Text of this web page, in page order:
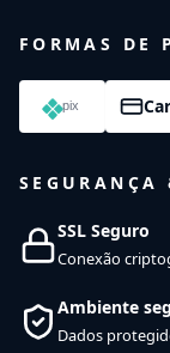
FORMAS DE
SEGURANÇA
SSL Seguro
Conexão
Ambiente
Dados